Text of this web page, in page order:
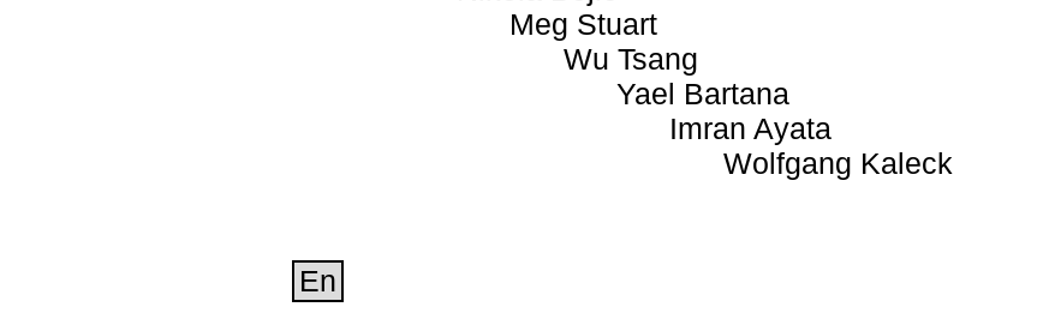
Meg Stuart
Wu Tsang
Yael Bartana
Imran Ayata
Wolfgang Kaleck
En